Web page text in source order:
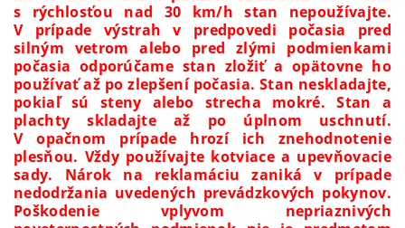
s rýchlosťou nad 30 km/h stan nepoužívajte.
V prípade výstrah v predpovedi počasia pred
silným vetrom alebo pred zlými podmienkami
počasia odporúčame stan zložiť a opätovne ho
používať až po zlepšení počasia. Stan neskladajte,
pokiaľ sú steny alebo strecha mokré. Stan a
plachty skladajte až po úplnom uschnutí.
V opačnom prípade hrozí ich znehodnotenie
plesňou. Vždy používajte kotviace a upevňovacie
sady. Nárok na reklamáciu zaniká v prípade
nedodržania uvedených prevádzkových pokynov.
Poškodenie vplyvom nepriaznivých